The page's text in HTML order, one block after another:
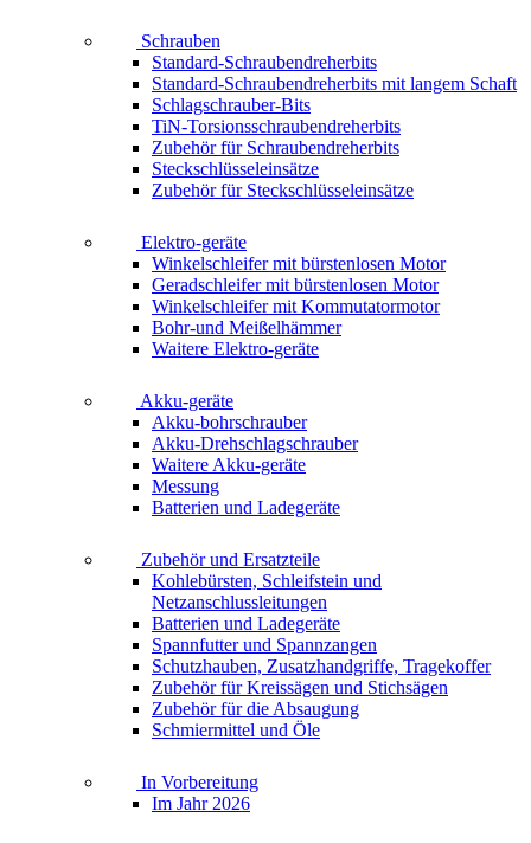
Schrauben
Standard-Schraubendreherbits
Standard-Schraubendreherbits mit langem Schaft
Schlagschrauber-Bits
TiN-Torsionsschraubendreherbits
Zubehör für Schraubendreherbits
Steckschlüsseleinsätze
Zubehör für Steckschlüsseleinsätze
Elektro-geräte
Winkelschleifer mit bürstenlosen Motor
Geradschleifer mit bürstenlosen Motor
Winkelschleifer mit Kommutatormotor
Bohr-und Meißelhämmer
Waitere Elektro-geräte
Akku-geräte
Akku-bohrschrauber
Akku-Drehschlagschrauber
Waitere Akku-geräte
Messung
Batterien und Ladegeräte
Zubehör und Ersatzteile
Kohlebürsten, Schleifstein und
Netzanschlussleitungen
Batterien und Ladegeräte
Spannfutter und Spannzangen
Schutzhauben, Zusatzhandgriffe, Tragekoffer
Zubehör für Kreissägen und Stichsägen
Zubehör für die Absaugung
Schmiermittel und Öle
In Vorbereitung
Im Jahr 2026